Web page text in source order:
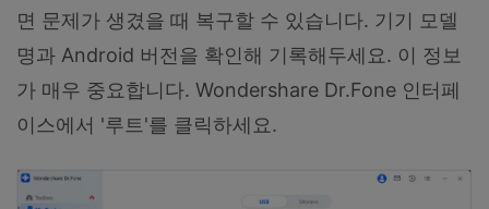
면 문제가 생겼을 때 복구할 수 있습니다. 기기 모델
명과 Android 버전을 확인해 기록해두세요. 이 정보
가 매우 중요합니다. Wondershare Dr.Fone 인터페
이스에서 '루트'를 클릭하세요.